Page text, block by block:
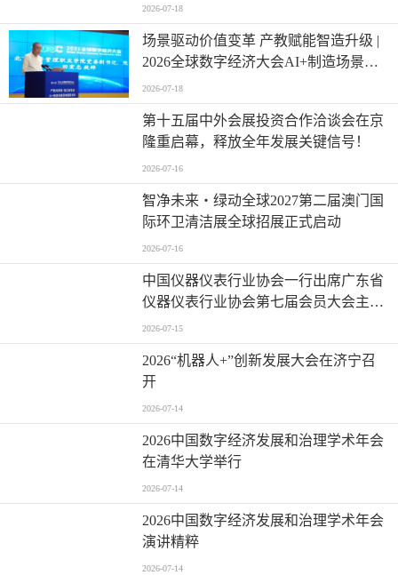
成功举办
2026-07-18
场景驱动价值变革 产教赋能智造升级 |
2026全球数字经济大会AI+制造场景落
地国际论坛成功举办
2026-07-18
第十五届中外会展投资合作洽谈会在京
隆重启幕，释放全年发展关键信号！
2026-07-16
智净未来・绿动全球2027第二届澳门国
际环卫清洁展全球招展正式启动
2026-07-16
中国仪器仪表行业协会一行出席广东省
仪器仪表行业协会第七届会员大会主题
活动并进行走访交流
2026-07-15
2026“机器人+”创新发展大会在济宁召
开
2026-07-14
2026中国数字经济发展和治理学术年会
在清华大学举行
2026-07-14
2026中国数字经济发展和治理学术年会
演讲精粹
2026-07-14